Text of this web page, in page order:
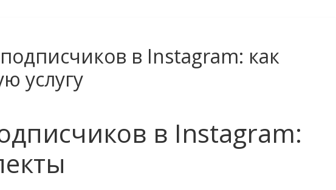
в Instagram: как
услугу
в Instagram: